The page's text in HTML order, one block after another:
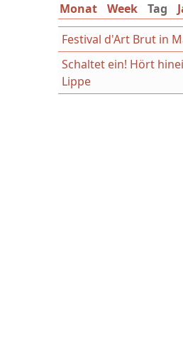
Monat Week Tag
Festival d'Art Brut in
Schaltet ein! Hört
Lippe